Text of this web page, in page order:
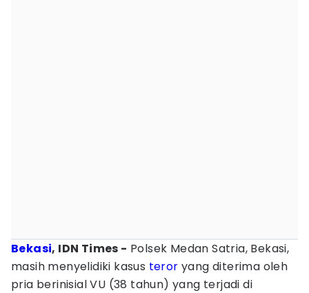
Bekasi, IDN Times - Polsek Medan Satria, Bekasi,
masih menyelidiki kasus teror yang diterima oleh
pria berinisial VU (38 tahun) yang terjadi di